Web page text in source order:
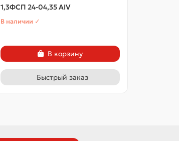
1,3ФСП 24-04,35 АIV
В наличии ✓
В корзину
Быстрый заказ